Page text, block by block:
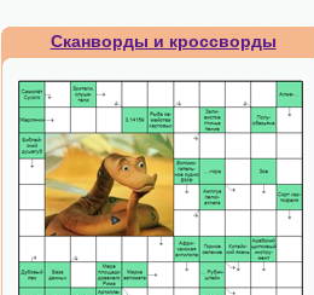
Сканворды и кроссворды